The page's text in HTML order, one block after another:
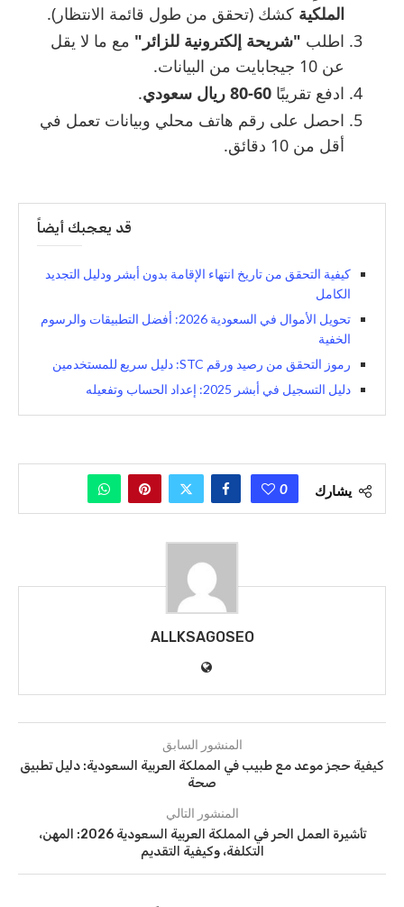
الملكية كشك (تحقق من طول قائمة الانتظار).
اطلب "شريحة إلكترونية للزائر" مع ما لا يقل
عن 10 جيجابايت من البيانات.
ادفع تقريبًا 60-80 ريال سعودي
.
احصل على رقم هاتف محلي وبيانات تعمل في
أقل من 10 دقائق.
قد يعجبك أيضاً
كيفية التحقق من تاريخ انتهاء الإقامة بدون أبشر ودليل التجديد
الكامل
تحويل الأموال في السعودية 2026: أفضل التطبيقات والرسوم
الخفية
رموز التحقق من رصيد ورقم STC: دليل سريع للمستخدمين
دليل التسجيل في أبشر 2025: إعداد الحساب وتفعيله
يشارك 0
ALLKSAGOSEO
المنشور السابق
كيفية حجز موعد مع طبيب في المملكة العربية السعودية: دليل تطبيق
صحة
المنشور التالي
تأشيرة العمل الحر في المملكة العربية السعودية 2026: المهن،
التكلفة، وكيفية التقديم